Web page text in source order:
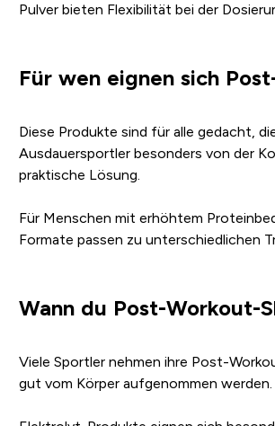
Pulver bieten Flexibilität bei der
Für wen eignen sich
Diese Produkte sind für alle gedacht,
Ausdauersportler besonders von der
praktische Lösung.
Für Menschen mit erhöhtem
Formate passen zu unterschiedlichen
Wann du Post-Workout-
Viele Sportler nehmen ihre Post-
gut vom Körper aufgenommen